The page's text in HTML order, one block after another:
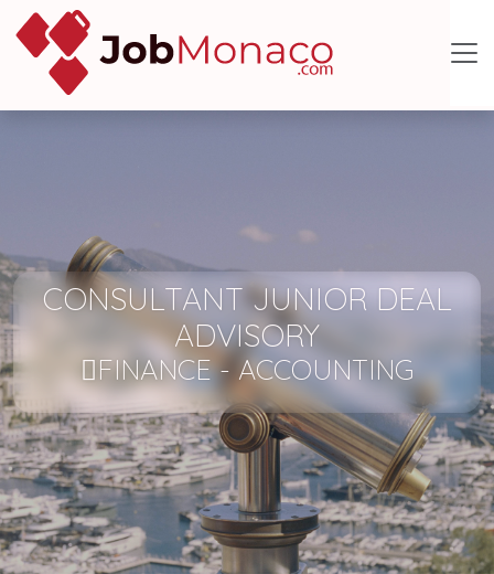
CONSULTANT JUNIOR DEAL
ADVISORY
FINANCE - ACCOUNTING